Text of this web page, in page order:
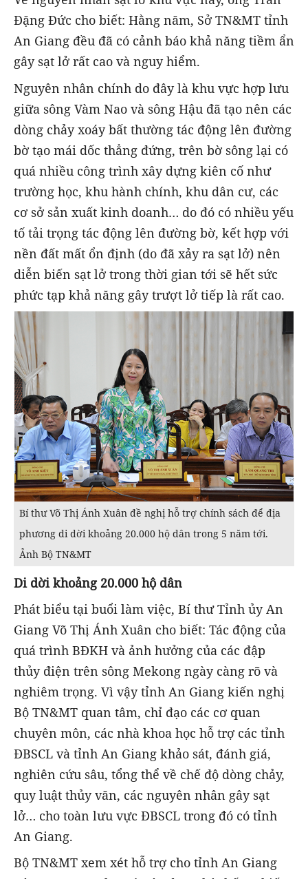
Đặng Đức cho biết: Hằng năm, Sở TN&MT tỉnh
An Giang đều đã có cảnh báo khả năng tiềm ẩn
gây sạt lở rất cao và nguy hiểm.
Nguyên nhân chính do đây là khu vực hợp lưu
giữa sông Vàm Nao và sông Hậu đã tạo nên các
dòng chảy xoáy bất thường tác động lên đường
bờ tạo mái dốc thẳng đứng, trên bờ sông lại có
quá nhiều công trình xây dựng kiên cố như
trường học, khu hành chính, khu dân cư, các
cơ sở sản xuất kinh doanh… do đó có nhiều yếu
tố tải trọng tác động lên đường bờ, kết hợp với
nền đất mất ổn định (do đã xảy ra sạt lở) nên
diễn biến sạt lở trong thời gian tới sẽ hết sức
phức tạp khả năng gây trượt lở tiếp là rất cao.
Bí thư Võ Thị Ánh Xuân đề nghị hỗ trợ chính sách để địa
phương di dời khoảng 20.000 hộ dân trong 5 năm tới.
Ảnh Bộ TN&MT
Di dời khoảng 20.000 hộ dân
Phát biểu tại buổi làm việc, Bí thư Tỉnh ủy An
Giang Võ Thị Ánh Xuân cho biết: Tác động của
quá trình BĐKH và ảnh hưởng của các đập
thủy điện trên sông Mekong ngày càng rõ và
nghiêm trọng. Vì vậy tỉnh An Giang kiến nghị
Bộ TN&MT quan tâm, chỉ đạo các cơ quan
chuyên môn, các nhà khoa học hỗ trợ các tỉnh
ĐBSCL và tỉnh An Giang khảo sát, đánh giá,
nghiên cứu sâu, tổng thể về chế độ dòng chảy,
quy luật thủy văn, các nguyên nhân gây sạt
lở… cho toàn lưu vực ĐBSCL trong đó có tỉnh
An Giang.
Bộ TN&MT xem xét hỗ trợ cho tỉnh An Giang